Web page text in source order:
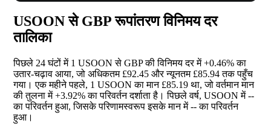
USOON से GBP रूपांतरण विनिमय दर
तालिका
पिछले 24 घंटों में 1 USOON से GBP की विनिमय दर में+0.46%का
उतार-चढ़ाव आया, जो अधिकतम £92.45 और न्यूनतम £85.94 तक पहुँच
गया। एक महीने पहले, 1 USOON का मान £85.19 था, जो वर्तमान मान
की तुलना में+3.92%का परिवर्तन दर्शाता है। पिछले वर्ष, USOON में--
का परिवर्तन हुआ, जिसके परिणामस्वरूप इसके मान में--का परिवर्तन
हुआ।